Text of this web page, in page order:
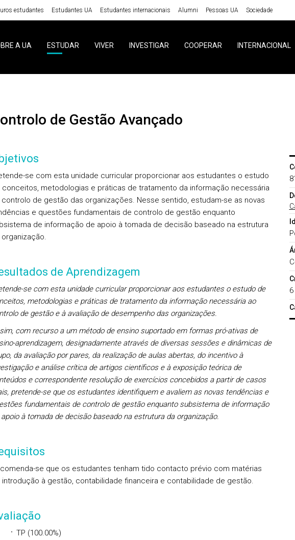
estudantes Estudantes UA Estudantes internacionais Alumni Pessoas UA Sociedade
A UA ESTUDAR VIVER INVESTIGAR COOPERAR INTERNACIONAL
Controlo de Gestão Avançado
se com esta unidade curricular proporcionar aos estudantes o estudo
conceitos, metodologias e práticas de tratamento da informação necessária
controlo de gestão das organizações. Nesse sentido, estudam-se as novas
e questões fundamentais de controlo de gestão enquanto
de informação de apoio à tomada de decisão baseado na estrutura
organização.
de Aprendizagem
se com esta unidade curricular proporcionar aos estudantes o estudo de
metodologias e práticas de tratamento da informação necessária ao
de gestão e à avaliação de desempenho das organizações.
com recurso a um método de ensino suportado em formas pró-ativas de
aprendizagem, designadamente através de diversas sessões e dinâmicas de
da avaliação por pares, da realização de aulas abertas, do incentivo à
e análise crítica de artigos científicos e à exposição teórica de
e correspondente resolução de exercícios concebidos a partir de casos
pretende-se que os estudantes identifiquem e avaliem as novas tendências e
fundamentais de controlo de gestão enquanto subsistema de informação
apoio à tomada de decisão baseado na estrutura da organização.
se que os estudantes tenham tido contacto prévio com matérias
introdução à gestão, contabilidade financeira e contabilidade de gestão.
TP (100.00%)
6